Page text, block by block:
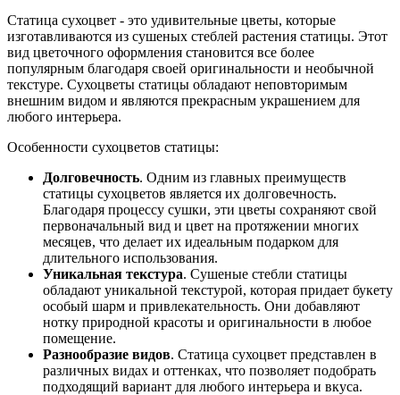
Статица сухоцвет - это удивительные цветы, которые
изготавливаются из сушеных стеблей растения статицы. Этот
вид цветочного оформления становится все более
популярным благодаря своей оригинальности и необычной
текстуре. Сухоцветы статицы обладают неповторимым
внешним видом и являются прекрасным украшением для
любого интерьера.
Особенности сухоцветов статицы:
Долговечность. Одним из главных преимуществ
статицы сухоцветов является их долговечность.
Благодаря процессу сушки, эти цветы сохраняют свой
первоначальный вид и цвет на протяжении многих
месяцев, что делает их идеальным подарком для
длительного использования.
Уникальная текстура. Сушеные стебли статицы
обладают уникальной текстурой, которая придает букету
особый шарм и привлекательность. Они добавляют
нотку природной красоты и оригинальности в любое
помещение.
Разнообразие видов. Статица сухоцвет представлен в
различных видах и оттенках, что позволяет подобрать
подходящий вариант для любого интерьера и вкуса.